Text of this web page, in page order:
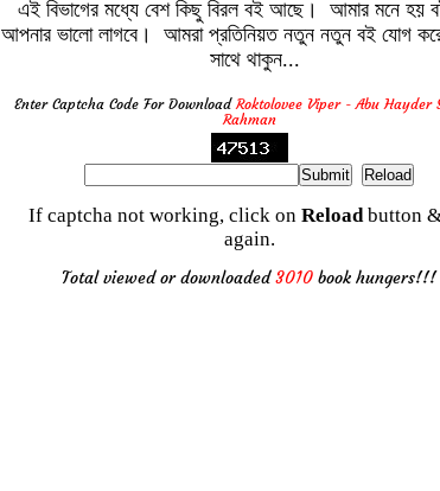
এই বিভাগের মধ্যে বেশ কিছু বিরল বই আছে। আমার মনে হয়
আপনার ভালো লাগবে। আমরা প্রতিনিয়ত নতুন নতুন বই যোগ
সাথে থাকুন...
Enter Captcha Code For Download Roktolovee Viper - Abu Hayder
Rahman
If captcha not working, click on Reloadbutton
again.
Total viewed or downloaded3010 book hungers!!!